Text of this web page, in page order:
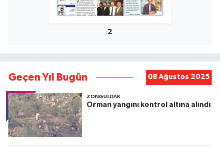
2
Geçen Yıl Bugün 08 Ağustos 2025
ZONGULDAK
Orman yangını kontrol altına alındı